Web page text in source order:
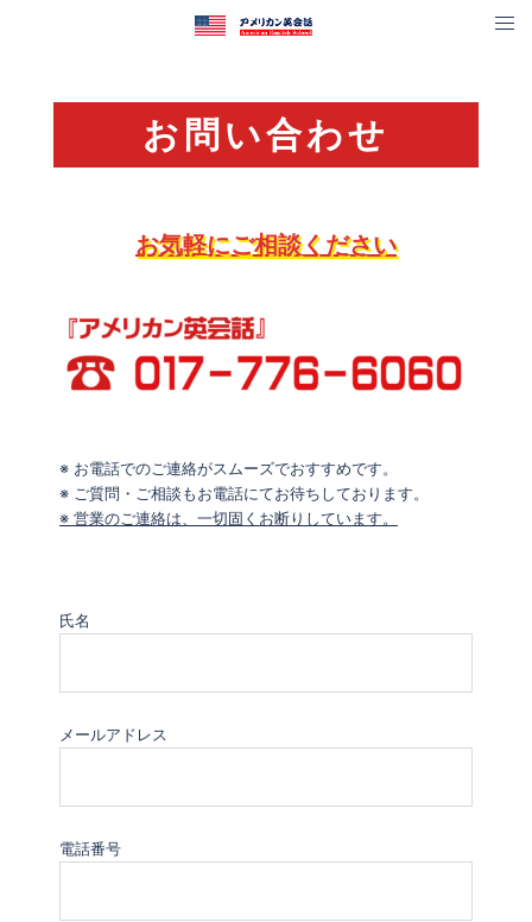
お問い合わせ
お気軽にご相談ください
※ お電話でのご連絡がスムーズでおすすめです。
※ ご質問・ご相談もお電話にてお待ちしております。
※ 営業のご連絡は、一切固くお断りしています。
氏名
メールアドレス
電話番号